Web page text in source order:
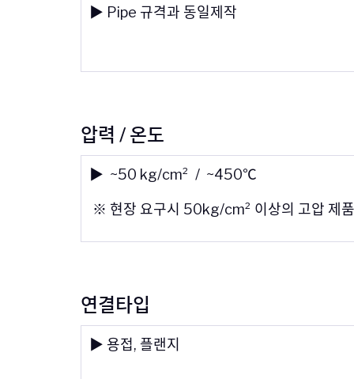
▶ Pipe 규격과 동일제작
압력 / 온도
▶ ~50 kg/cm² / ~450℃
※ 현장 요구시 50kg/cm² 이상의 고압 제
연결타입
▶ 용접, 플랜지